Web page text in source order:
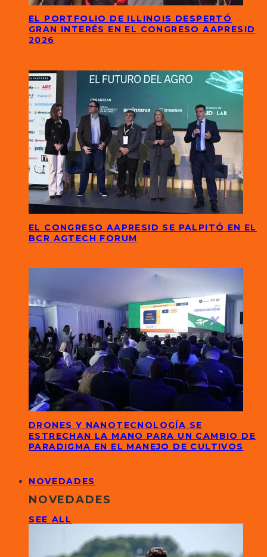
EL PORTFOLIO DE ILLINOIS DESPERTÓ
GRAN INTERÉS EN EL CONGRESO AAPRESID
2026
EL CONGRESO AAPRESID SE PALPITÓ EN EL
BCR AGTECH FORUM
DRONES Y NANOTECNOLOGÍA SE
ESTRECHAN LA MANO PARA UN CAMBIO DE
PARADIGMA EN EL MANEJO DE CULTIVOS
NOVEDADES
NOVEDADES
SEE ALL